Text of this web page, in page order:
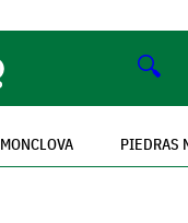
🔍
MONCLOVA PIEDRAS